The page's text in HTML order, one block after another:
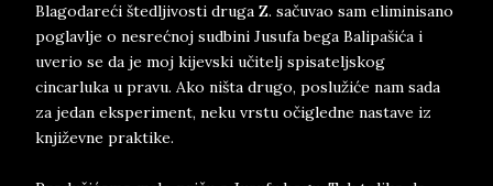
Blagodareći štedljivosti druga Z. sačuvao sam eliminisano
poglavlje o nesrećnoj sudbini Jusufa bega Balipašića i
uverio se da je moj kijevski učitelj spisateljskog
cincarluka u pravu. Ako ništa drugo, poslužiće nam sada
za jedan eksperiment, neku vrstu očigledne nastave iz
književne praktike.